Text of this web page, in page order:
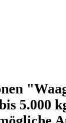
5.000